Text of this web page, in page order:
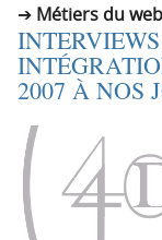
Métiers du web
2007 À NOS